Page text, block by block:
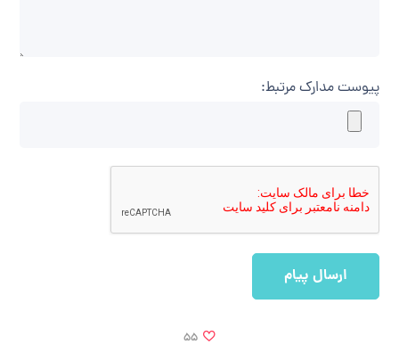
پیوست مدارک مرتبط:
55